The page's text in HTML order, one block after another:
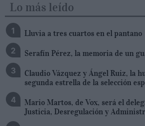
Lo más leído
Lluvia a tres cuartos en el pantano
Serafín Pérez, la memoria de un
Claudio Vázquez y Ángel Ruiz, la
segunda estrella de la selección
Mario Martos, de Vox, será el
Justicia, Desregulación y